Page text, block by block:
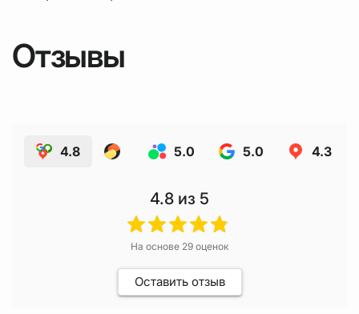
Отзывы
4.8 5.0 5.0 4.3
4.8 из 5
На основе 29оценок
Оставить отзыв